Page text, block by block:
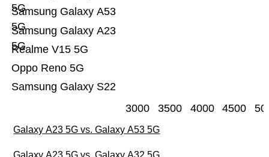
Samsung Galaxy S22
Oppo Reno 5G
Realme V15 5G
Samsung Galaxy A23
5G
Samsung Galaxy A53
5G
5G
3000 3500 4000 4500
Galaxy A23 5G vs. Galaxy A53 5G
Galaxy A23 5G vs. Galaxy A32 5G